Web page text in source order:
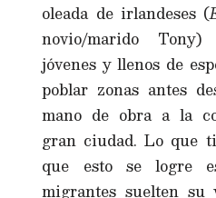
oleada de irlandeses (
novio/marido
jóvenes y llenos de
poblar zonas antes
mano de obra a la
gran ciudad. Lo que
que esto se logre
migrantes suelten su